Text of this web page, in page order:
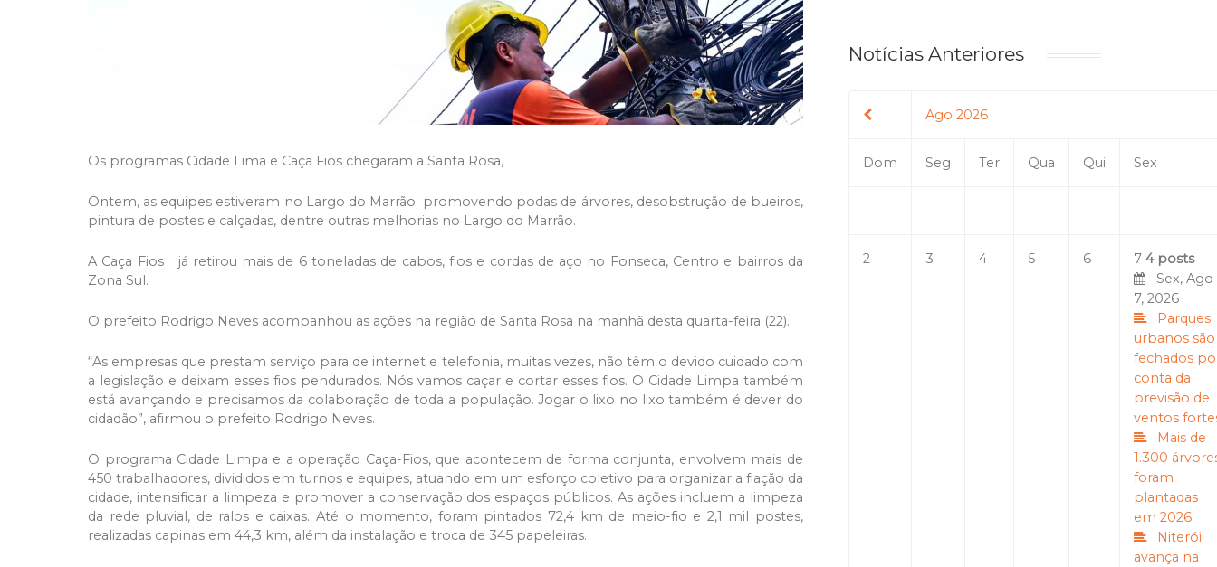
Os programas Cidade Lima e Caça Fios chegaram a Santa Rosa,
Ontem, as equipes estiveram no Largo do Marrão promovendo podas de árvores, desobstrução de bueiros,
pintura de postes e calçadas, dentre outras melhorias no Largo do Marrão.
A Caça Fios já retirou mais de 6 toneladas de cabos, fios e cordas de aço no Fonseca, Centro e bairros da
Zona Sul.
O prefeito Rodrigo Neves acompanhou as ações na região de Santa Rosa na manhã desta quarta-feira (22).
“As empresas que prestam serviço para de internet e telefonia, muitas vezes, não têm o devido cuidado com
a legislação e deixam esses fios pendurados. Nós vamos caçar e cortar esses fios. O Cidade Limpa também
está avançando e precisamos da colaboração de toda a população. Jogar o lixo no lixo também é dever do
cidadão”, afirmou o prefeito Rodrigo Neves.
O programa Cidade Limpa e a operação Caça-Fios, que acontecem de forma conjunta, envolvem mais de
450 trabalhadores, divididos em turnos e equipes, atuando em um esforço coletivo para organizar a fiação da
cidade, intensificar a limpeza e promover a conservação dos espaços públicos. As ações incluem a limpeza
da rede pluvial, de ralos e caixas. Até o momento, foram pintados 72,4 km de meio-fio e 2,1 mil postes,
realizadas capinas em 44,3 km, além da instalação e troca de 345 papeleiras.
Notícias Anteriores
Ago 2026
Dom Seg Ter Qua Qui Sex
2 3 4 5 6 7 4 posts
Sex, Ago
7, 2026
Parques
urbanos são
fechados
conta da
previsão de
ventos
Mais de
1.300
foram
plantadas
em 2026
Niterói
avança na